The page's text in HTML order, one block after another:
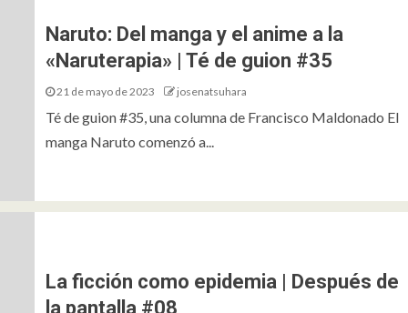
Naruto: Del manga y el anime a la
«Naruterapia» | Té de guion #35
21 de mayo de 2023 josenatsuhara
Té de guion #35, una columna de Francisco Maldonado El
manga Naruto comenzó a...
La ficción como epidemia | Después de
la pantalla #08